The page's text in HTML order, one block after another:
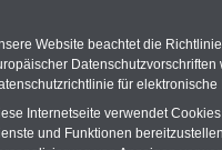
&
(Medienberichten
3.000 und 13.000
eine Broschüre
Gesetzentwurfs der
Website beachtet die
für
Internetseite verwendet
und Funktionen